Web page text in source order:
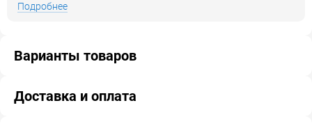
Подробнее
Варианты товаров
Доставка и оплата